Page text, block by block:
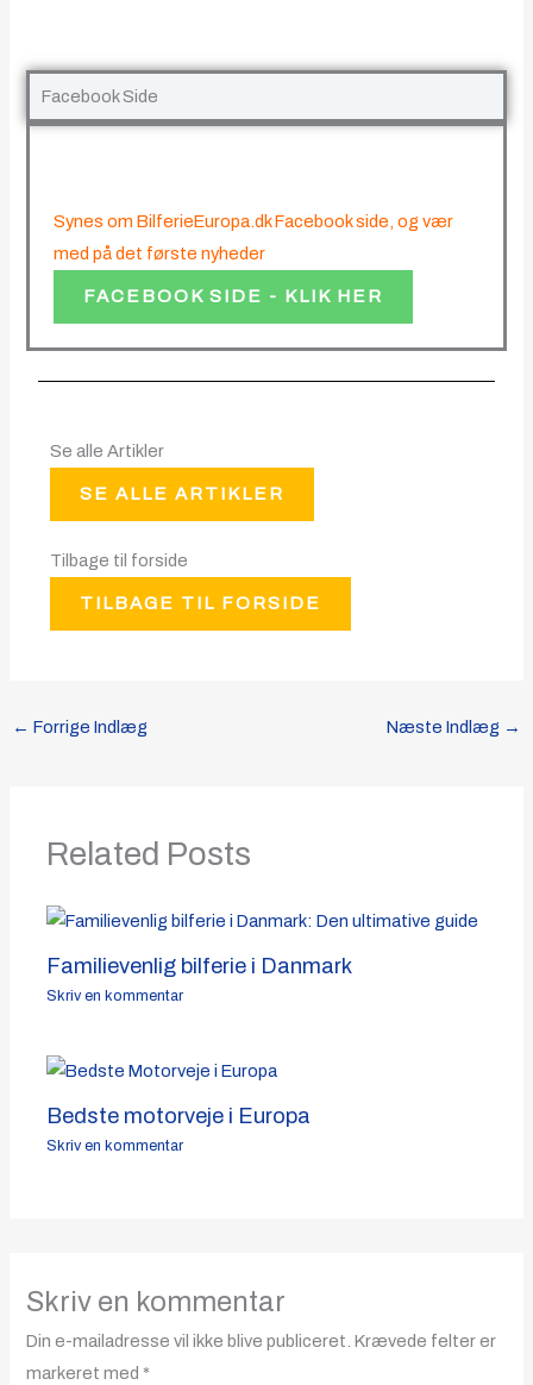
Facebook Side
Synes om BilferieEuropa.dk Facebook side, og vær
med på det første nyheder
FACEBOOK SIDE - KLIK HER
Se alle Artikler
SE ALLE ARTIKLER
Tilbage til forside
TILBAGE TIL FORSIDE
← Forrige Indlæg Næste Indlæg →
Related Posts
Familievenlig bilferie i Danmark
Skriv en kommentar
Bedste motorveje i Europa
Skriv en kommentar
Skriv en kommentar
Din e-mailadresse vil ikke blive publiceret. Krævede felter er
markeret med *